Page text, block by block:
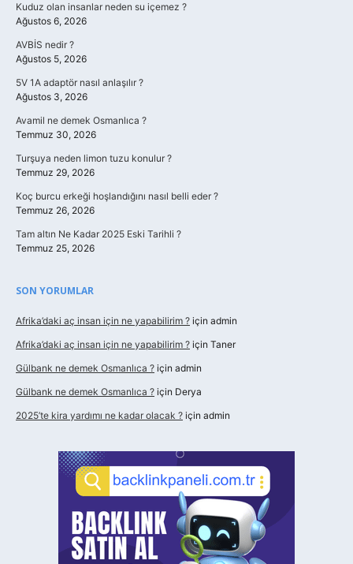
Kuduz olan insanlar neden su içemez ?
Ağustos 6, 2026
AVBİS nedir ?
Ağustos 5, 2026
5V 1A adaptör nasıl anlaşılır ?
Ağustos 3, 2026
Avamil ne demek Osmanlıca ?
Temmuz 30, 2026
Turşuya neden limon tuzu konulur ?
Temmuz 29, 2026
Koç burcu erkeği hoşlandığını nasıl belli eder ?
Temmuz 26, 2026
Tam altın Ne Kadar 2025 Eski Tarihli ?
Temmuz 25, 2026
SON YORUMLAR
Afrika’daki aç insan için ne yapabilirim ? için admin
Afrika’daki aç insan için ne yapabilirim ? için Taner
Gülbank ne demek Osmanlıca ? için admin
Gülbank ne demek Osmanlıca ? için Derya
2025’te kira yardımı ne kadar olacak ? için admin